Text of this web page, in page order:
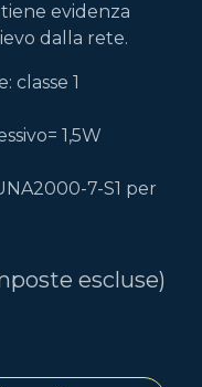
evidenza
dalla rete.
classe 1
1,5W
7-S1 per
escluse)